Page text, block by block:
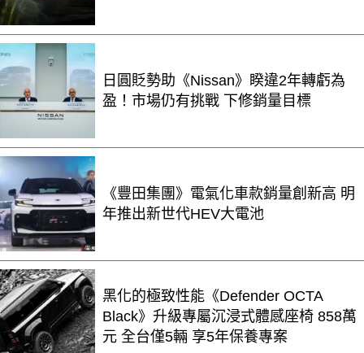
日圓貶勢助《Nissan》睽違2年轉虧為
盈！市場仍有挑戰 下修銷量目標
《豐田集團》電氣化車款銷量創新高 明
年推出新世代HEV大電池
黑化的極致性能《Defender OCTA
Black》升級專屬沉浸式體感座椅 858萬
元 全台僅5輛 享5年保養專案